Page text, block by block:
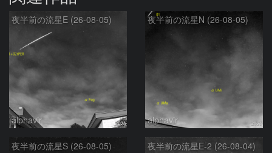
夜半前の流星E (26-08-05)
alphavir
夜半前の流星N (26-08-05)
alphavir
夜半前の流星S (26-08-05) 夜半前の流星E-2 (26-08-04)